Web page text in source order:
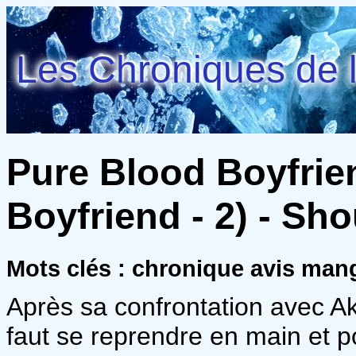
Les Chroniques de
Pure Blood
Boyfriend - 2) -
Mots clés : chronique avis
Après sa confrontation avec
faut se reprendre en main et